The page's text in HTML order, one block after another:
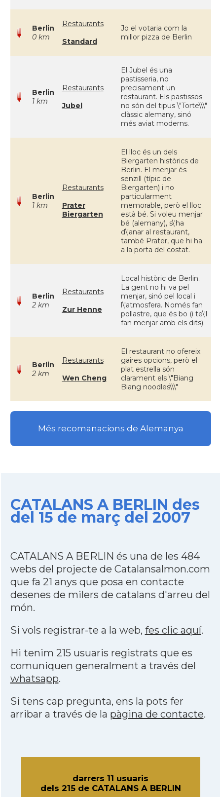
Berlin
0 km
Restaurants
Standard
Jo el votaria com la
millor pizza de Berlin
Berlin
1 km
Restaurants
Jubel
El Jubel és una
pastisseria, no
precisament un
restaurant. Els pastissos
no són del tipus \"Torte\\\"
clàssic alemany, sinó
més aviat moderns.
Berlin
1 km
Restaurants
Prater
Biergarten
El lloc és un dels
Biergarten històrics de
Berlin. El menjar és
senzill (típic de
Biergarten) i no
particularment
memorable, però el lloc
està bé. Si voleu menjar
bé (alemany), s\'ha
d\'anar al restaurant,
també Prater, que hi ha
a la porta del costat.
Berlin
2 km
Restaurants
Zur Henne
Local històric de Berlin.
La gent no hi va pel
menjar, sinó pel local i
l\'atmosfera. Només fan
pollastre, que és bo (i te\'l
fan menjar amb els dits).
Berlin
2 km
Restaurants
Wen Cheng
El restaurant no ofereix
gaires opcions, però el
plat estrella són
clarament els \"Biang
Biang noodles\\\"
Més recomanacions de Alemanya
CATALANS A BERLIN des
del 15 de març del 2007
CATALANS A BERLIN és una de les 484
webs del projecte de Catalansalmon.com
que fa 21 anys que posa en contacte
desenes de milers de catalans d'arreu del
món.
Si vols registrar-te a la web, fes clic aquí.
Hi tenim 215 usuaris registrats que es
comuniquen generalment a través del
whatsapp.
Si tens cap pregunta, ens la pots fer
arribar a través de la pàgina de contacte.
darrers 11 usuaris
dels 215 de CATALANS A BERLIN